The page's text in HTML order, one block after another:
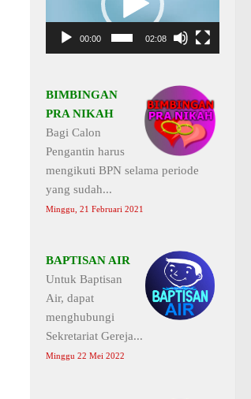
00:00 02:08
BIMBINGAN
PRA NIKAH
Bagi Calon
Pengantin harus
mengikuti BPN selama periode
yang sudah...
Minggu, 21 Februari 2021
BAPTISAN AIR
Untuk Baptisan
Air, dapat
menghubungi
Sekretariat Gereja...
Minggu 22 Mei 2022